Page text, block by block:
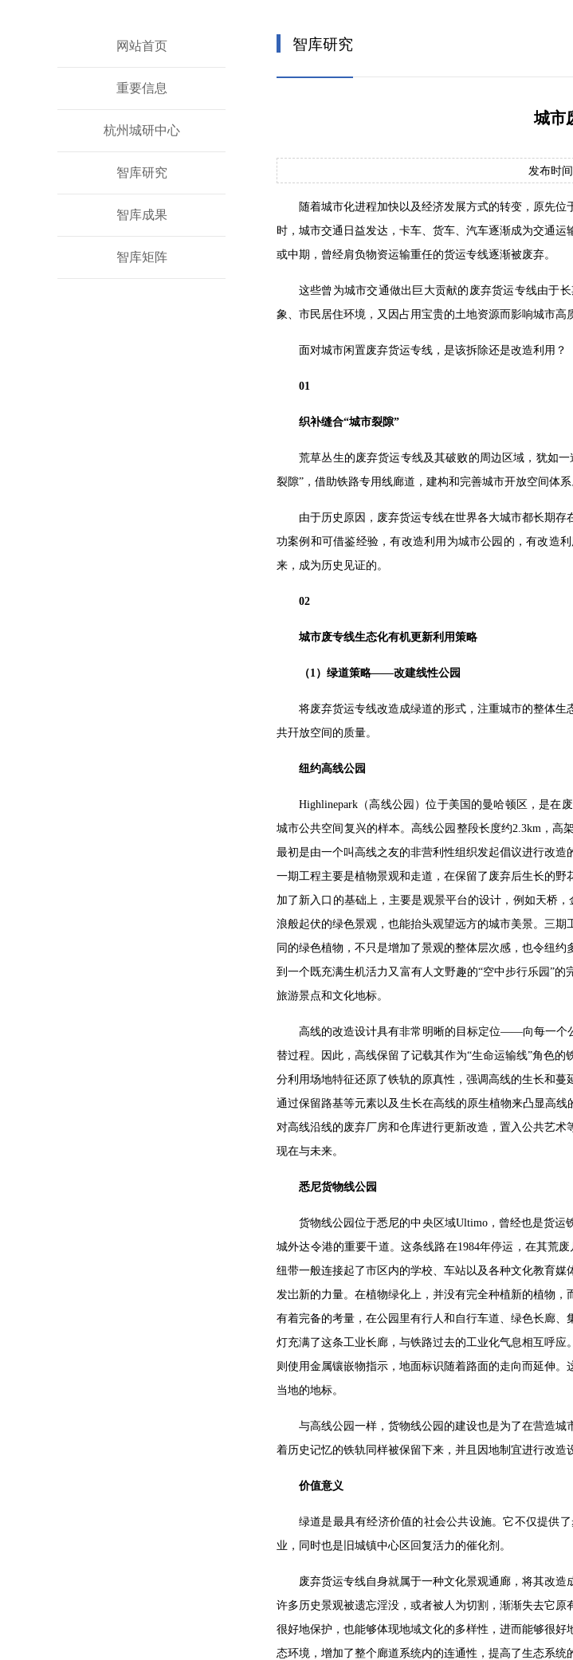
网站首页
重要信息
杭州城研中心
智库研究
智库成果
智库矩阵
智库研究
城市
发布时
随着城市化进程加快以及经济发展方式的转变，原先
时，城市交通日益发达，卡车、货车、汽车逐渐成为交通
或中期，曾经肩负物资运输重任的货运专线逐渐被废弃。
这些曾为城市交通做出巨大贡献的废弃货运专线由于
象、市民居住环境，又因占用宝贵的土地资源而影响城市高
面对城市闲置废弃货运专线，是该拆除还是改造利用？
01
织补缝合“城市裂隙”
荒草丛生的废弃货运专线及其破败的周边区域，犹如
裂隙”，借助铁路专用线廊道，建构和完善城市开放空间体系
由于历史原因，废弃货运专线在世界各大城市都长期
功案例和可借鉴经验，有改造利用为城市公园的，有改造
来，成为历史见证的。
02
城市废专线生态化有机更新利用策略
（1）绿道策略——改建线性公园
将废弃货运专线改造成绿道的形式，注重城市的整体
共幵放空间的质量。
纽约高线公园
Highlinepark（高线公园）位于美国的曼哈顿区，是在
城市公共空间复兴的样本。高线公园整段长度约2.3km，高
最初是由一个叫高线之友的非营利性组织发起倡议进行改造
一期工程主要是植物景观和走道，在保留了废弃后生长的
加了新入口的基础上，主要是观景平台的设计，例如天桥
浪般起伏的绿色景观，也能抬头观望远方的城市美景。三
同的绿色植物，不只是增加了景观的整体层次感，也令纽
到一个既充满生机活力又富有人文野趣的“空中步行乐园”
旅游景点和文化地标。
高线的改造设计具有非常明晰的目标定位——向每一个
替过程。因此，高线保留了记载其作为“生命运输线”角色
分利用场地特征还原了铁轨的原真性，强调高线的生长和
通过保留路基等元素以及生长在高线的原生植物来凸显高
对高线沿线的废弃厂房和仓库进行更新改造，置入公共艺
现在与未来。
悉尼货物线公园
货物线公园位于悉尼的中央区域Ultimo，曾经也是货
城外达令港的重要干道。这条线路在1984年停运，在其荒
纽带一般连接起了市区内的学校、车站以及各种文化教育
发岀新的力量。在植物绿化上，并没有完全种植新的植物
有着完备的考量，在公园里有行人和自行车道、绿色长廊
灯充满了这条工业长廊，与铁路过去的工业化气息相互呼
则使用金属镶嵌物指示，地面标识随着路面的走向而延伸
当地的地标。
与高线公园一样，货物线公园的建设也是为了在营造
着历史记忆的铁轨同样被保留下来，并且因地制宜进行改造
价值意义
绿道是最具有经济价值的社会公共设施。它不仅提供
业，同时也是旧城镇中心区回复活力的催化剂。
废弃货运专线自身就属于一种文化景观通廊，将其改
许多历史景观被遗忘淫没，或者被人为切割，渐渐失去它
很好地保护，也能够体现地域文化的多样性，进而能够很
态环境，增加了整个廊道系统内的连通性，提高了生态系统